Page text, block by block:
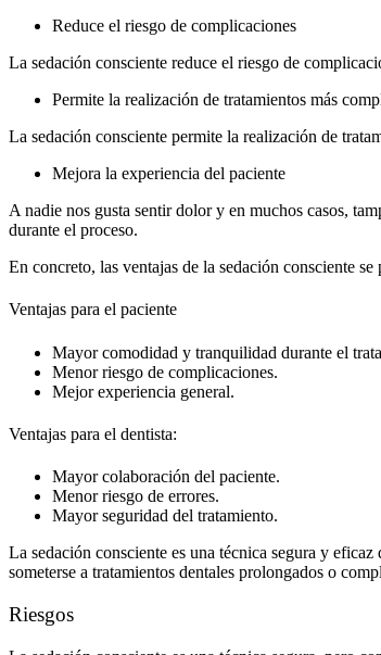
Reduce el riesgo de complicaciones
La sedación consciente reduce el riesgo de
Permite la realización de tratamientos más
La sedación consciente permite la realización de
Mejora la experiencia del paciente
A nadie nos gusta sentir dolor y en muchos casos,
durante el proceso.
En concreto, las ventajas de la sedación consciente
Ventajas para el paciente
Mayor comodidad y tranquilidad durante el
Menor riesgo de complicaciones.
Mejor experiencia general.
Ventajas para el dentista:
Mayor colaboración del paciente.
Menor riesgo de errores.
Mayor seguridad del tratamiento.
La sedación consciente es una técnica segura y
someterse a tratamientos dentales prolongados o
Riesgos